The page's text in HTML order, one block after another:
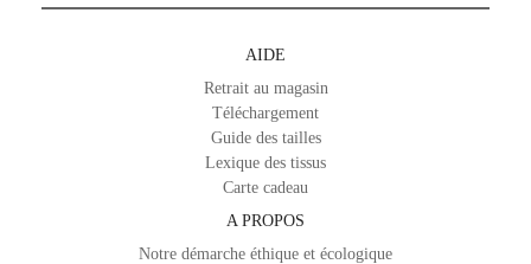
AIDE
Retrait au magasin
Téléchargement
Guide des tailles
Lexique des tissus
Carte cadeau
A PROPOS
Notre démarche éthique et écologique